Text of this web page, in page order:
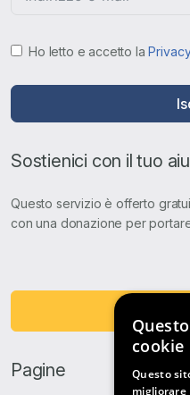
Ho letto e accetto la
Sostienici con il tuo
Questo servizio è offerto
con una donazione per
Pagine
cookie
Questo
migliorare